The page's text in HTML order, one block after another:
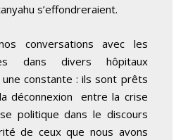
s’effondreraient.
conversations avec les
dans divers hôpitaux
constante : ils sont prêts
déconnexion entre la crise
politique dans le discours
de ceux que nous avons